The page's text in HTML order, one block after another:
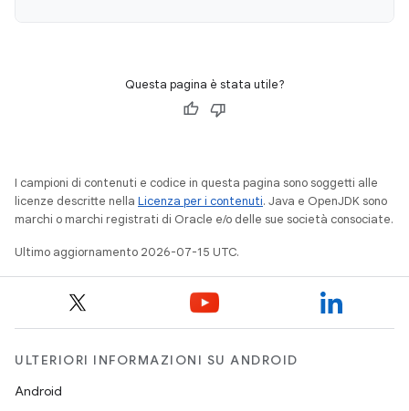
Questa pagina è stata utile?
I campioni di contenuti e codice in questa pagina sono soggetti alle
licenze descritte nella Licenza per i contenuti. Java e OpenJDK sono
marchi o marchi registrati di Oracle e/o delle sue società consociate.
Ultimo aggiornamento 2026-07-15 UTC.
ULTERIORI INFORMAZIONI SU ANDROID
Android